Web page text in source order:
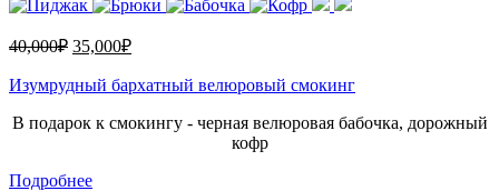
40,000₽ 35,000₽
Изумрудный бархатный велюровый смокинг
В подарок к смокингу - черная велюровая бабочка, дорожный
кофр
Подробнее